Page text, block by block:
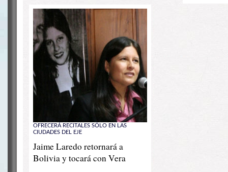
OFRECERÁ RECITALES SÓLO EN LAS
CIUDADES DEL EJE
Jaime Laredo retornará a
Bolivia y tocará con Vera